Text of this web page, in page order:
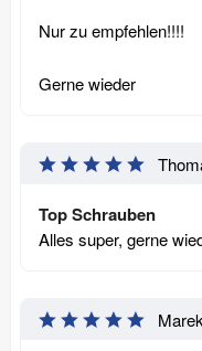
Nur zu empfehlen!!!!
Gerne wieder
Top Schrauben
Alles super, gerne